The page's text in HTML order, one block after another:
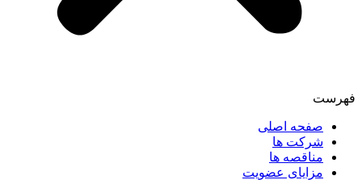
فهرست
صفحه اصلی
شرکت ها
مناقصه ها
مزایای عضویت